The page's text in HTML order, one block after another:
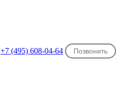
+7 (495) 608-04-64 Позвонить